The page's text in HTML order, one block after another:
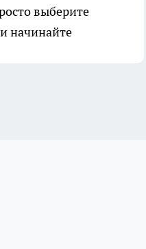
выберите
начинайте